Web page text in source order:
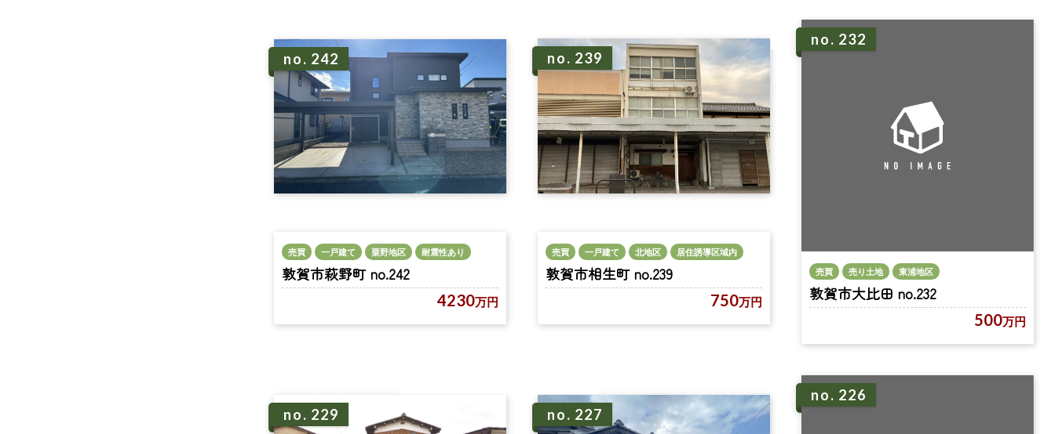
no. 242
売買 一戸建て 粟野地区 耐震性あり
敦賀市萩野町 no.242
4230万円
no. 239
売買 一戸建て 北地区 居住誘導区域内
敦賀市相生町 no.239
750万円
no. 232
売買 売り土地 東浦地区
敦賀市大比田 no.232
500万円
no. 229 no. 227
no. 226